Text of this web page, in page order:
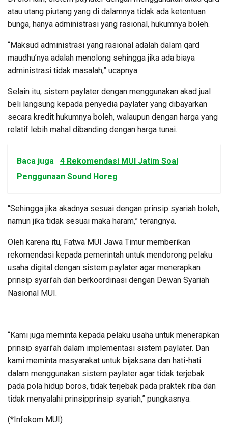
atau utang piutang yang di dalamnya tidak ada ketentuan
bunga, hanya administrasi yang rasional, hukumnya boleh.
“Maksud administrasi yang rasional adalah dalam qard
maudhu’nya adalah menolong sehingga jika ada biaya
administrasi tidak masalah,” ucapnya.
Selain itu, sistem paylater dengan menggunakan akad jual
beli langsung kepada penyedia paylater yang dibayarkan
secara kredit hukumnya boleh, walaupun dengan harga yang
relatif lebih mahal dibanding dengan harga tunai.
Baca juga
4 Rekomendasi MUI Jatim Soal
Penggunaan Sound Horeg
“Sehingga jika akadnya sesuai dengan prinsip syariah boleh,
namun jika tidak sesuai maka haram,” terangnya.
Oleh karena itu, Fatwa MUI Jawa Timur memberikan
rekomendasi kepada pemerintah untuk mendorong pelaku
usaha digital dengan sistem paylater agar menerapkan
prinsip syari’ah dan berkoordinasi dengan Dewan Syariah
Nasional MUI.
“Kami juga meminta kepada pelaku usaha untuk menerapkan
prinsip syari’ah dalam implementasi sistem paylater. Dan
kami meminta masyarakat untuk bijaksana dan hati-hati
dalam menggunakan sistem paylater agar tidak terjebak
pada pola hidup boros, tidak terjebak pada praktek riba dan
tidak menyalahi prinsipprinsip syariah,” pungkasnya.
(*Infokom MUI)